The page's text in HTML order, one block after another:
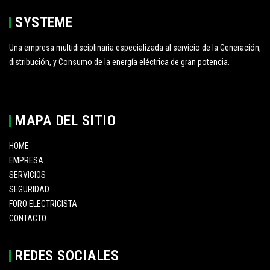
SYSTEME
Una empresa multidisciplinaria especializada al servicio de la Generación,
distribución, y Consumo de la energía eléctrica de gran potencia.
MAPA DEL SITIO
HOME
EMPRESA
SERVICIOS
SEGURIDAD
FORO ELECTRICISTA
CONTACTO
REDES SOCIALES